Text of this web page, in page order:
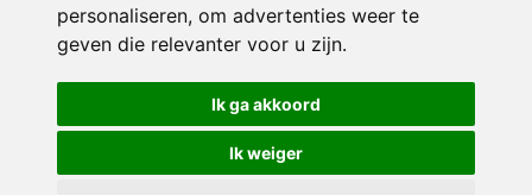
personaliseren, om advertenties weer te
geven die relevanter voor u zijn.
Ik ga akkoord
Ik weiger
Privacy policy|Disclaimer| Klachtenregeling|RSIN en Anbi
voorkeuren
Crealisatie The MindOffice